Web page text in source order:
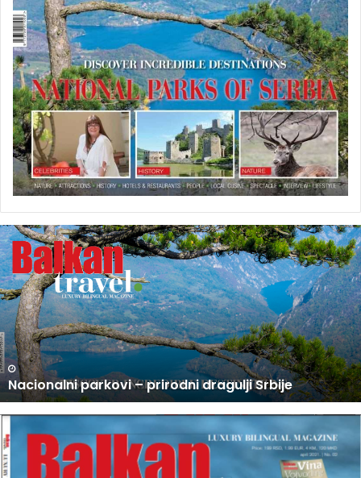
U
P
R
O
D
A
J
I
N
O
V
I
B
R
O
U PRODAJI NOVI BROJ BALKAN TRAVEL MAGAZINA